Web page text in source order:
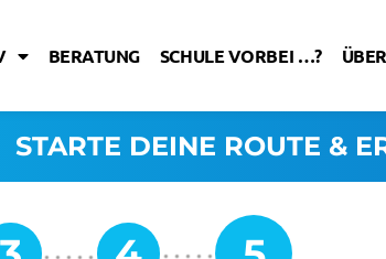
BERATUNG SCHULE VORBEI …?
STARTE DEINE ROUTE &